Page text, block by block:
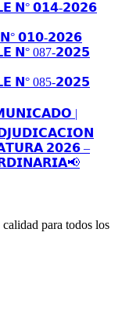
𝗡° 𝟬𝟭𝟰-𝟮𝟬𝟮𝟲
𝟬𝟭𝟬-𝟮𝟬𝟮𝟲
087-𝟮𝟬𝟮𝟱
085-𝟮𝟬𝟮𝟱
|
𝟮𝟬𝟮𝟲 –
para todos los